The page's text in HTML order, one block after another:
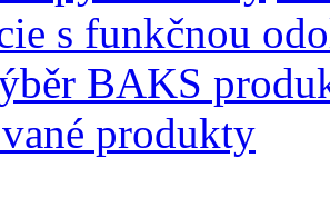
s funkčnou
BAKS
produkty